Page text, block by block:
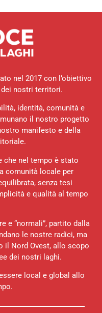
nel 2017 con l’obiettivo
nostri territori.
identità, comunità e
il nostro progetto
manifesto e della
che nel tempo è stato
comunità locale per
senza tesi
e qualità al tempo
e “normali”, partito dalla
le nostre radici, ma
il Nord Ovest, allo scopo
dei nostri laghi.
local e global allo